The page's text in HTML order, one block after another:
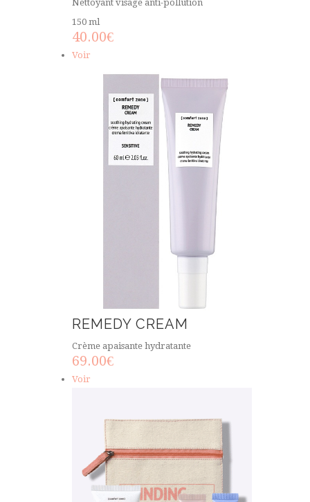
Nettoyant visage anti-pollution
150 ml
40.00€
Voir
REMEDY CREAM
Crème apaisante hydratante
69.00€
Voir